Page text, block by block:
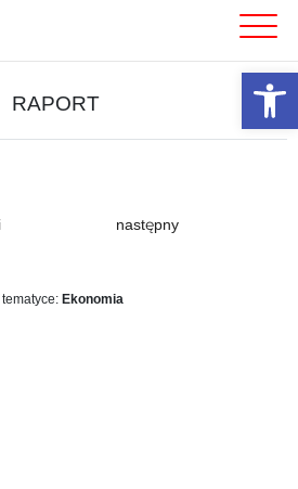
RAPORT
następny
tematyce:Ekonomia